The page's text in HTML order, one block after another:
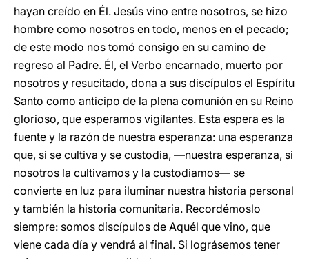
hayan creído en Él. Jesús vino entre nosotros, se hizo
hombre como nosotros en todo, menos en el pecado;
de este modo nos tomó consigo en su camino de
regreso al Padre. Él, el Verbo encarnado, muerto por
nosotros y resucitado, dona a sus discípulos el Espíritu
Santo como anticipo de la plena comunión en su Reino
glorioso, que esperamos vigilantes. Esta espera es la
fuente y la razón de nuestra esperanza: una esperanza
que, si se cultiva y se custodia, —nuestra esperanza, si
nosotros la cultivamos y la custodiamos— se
convierte en luz para iluminar nuestra historia personal
y también la historia comunitaria. Recordémoslo
siempre: somos discípulos de Aquél que vino, que
viene cada día y vendrá al final. Si lográsemos tener